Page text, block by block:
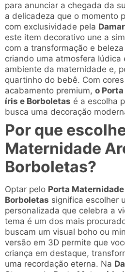
para anunciar a chegada da
a delicadeza que o momento
com exclusividade pela
este item decorativo une a
com a transformação e
criando uma atmosfera lúdica
ambiente da maternidade e,
quartinho do bebê. Com
acabamento premium, o
íris e Borboletas é a escolha
busca uma decoração
Por que
Maternidade
Borboletas?
Optar pelo Porta
Borboletas significa escolher
personalizada que celebra a
tema é um dos mais
buscam um visual boho ou
versão em 3D permite que
criança em destaque,
uma recordação eterna. Na